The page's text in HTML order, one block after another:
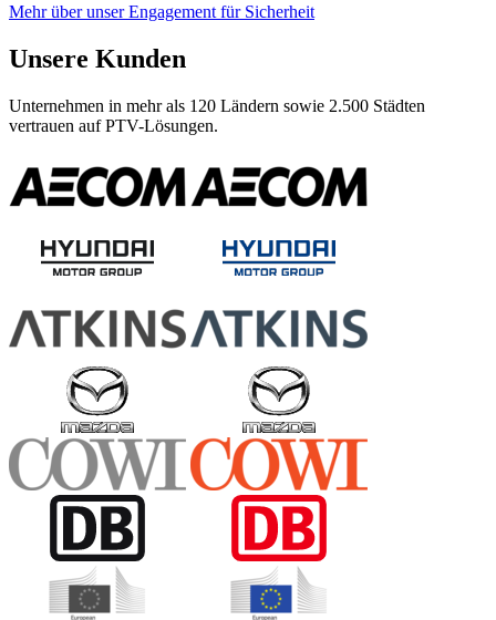
Mehr über unser Engagement für Sicherheit
Unsere Kunden
Unternehmen in mehr als 120 Ländern sowie 2.500 Städten
vertrauen auf PTV-Lösungen.